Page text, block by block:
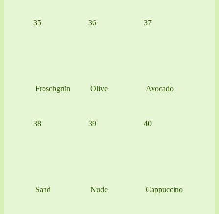
35
Froschgrün
36
Olive
37
Avocado
38
Sand
39
Nude
40
Cappuccino